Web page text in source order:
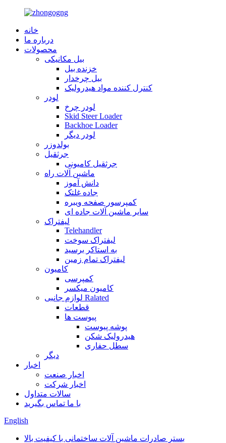
خانه
درباره ما
محصولات
بیل مکانیکی
خزنده بیل
بیل چرخدار
کنترل کننده مواد هیدرولیک
لودر
لودر چرخ
Skid Steer Loader
Backhoe Loader
لودر دیگر
بولدوزر
جرثقیل
جرثقیل کامیونی
ماشین آلات راه
دانش آموز
جاده غلتک
کمپرسور صفحه ویبره
سایر ماشین آلات جاده ای
لیفتراک
Telehandler
لیفتراک سوخت
به استاکر برسید
لیفتراک تمام زمین
کامیون
کمپرسی
کامیون میکسر
لوازم جانبی Ralated
قطعات
پیوست ها
پوشه پیوست
هیدرولیک شکن
سطل حفاری
دیگر
اخبار
اخبار صنعت
اخبار شرکت
سالات متداول
با ما تماس بگیرید
English
بستر صادرات ماشین آلات ساختمانی با کیفیت بالا